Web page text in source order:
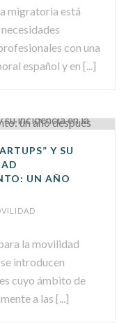
migratoria está
con una
español y en [...]
Y SU
UN AÑO
la movilidad
introducen
cuyo ámbito de
a las [...]